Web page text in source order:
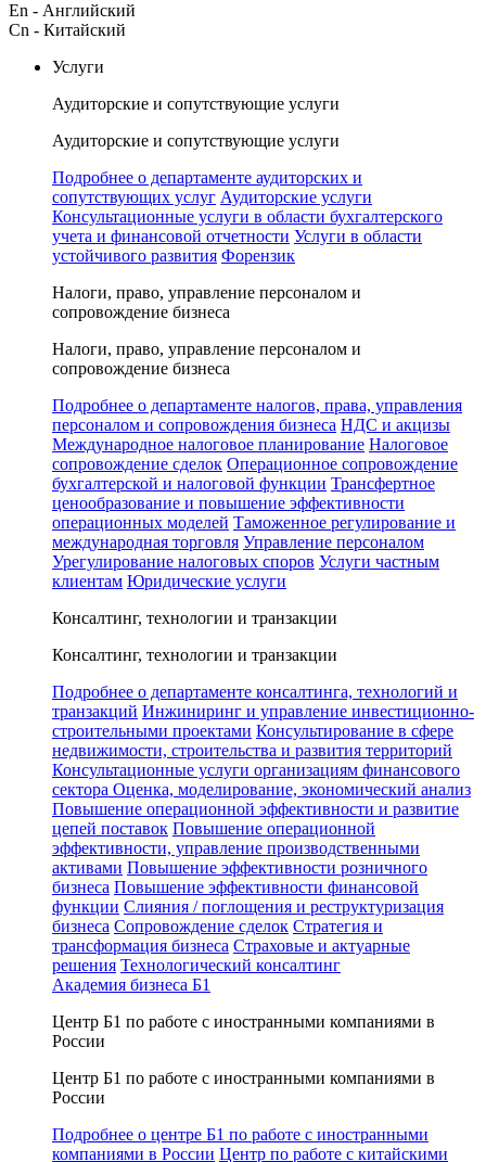
En - Английский
Cn - Китайский
Услуги
Аудиторские и сопутствующие услуги
Аудиторские и сопутствующие услуги
Подробнее о департаменте аудиторских и
сопутствующих услуг Аудиторские услуги
Консультационные услуги в области бухгалтерского
учета и финансовой отчетности Услуги в области
устойчивого развития Форензик
Налоги, право, управление персоналом и
сопровождение бизнеса
Налоги, право, управление персоналом и
сопровождение бизнеса
Подробнее о департаменте налогов, права, управления
персоналом и сопровождения бизнеса НДС и акцизы
Международное налоговое планирование Налоговое
сопровождение сделок Операционное сопровождение
бухгалтерской и налоговой функции Трансфертное
ценообразование и повышение эффективности
операционных моделей Таможенное регулирование и
международная торговля Управление персоналом
Урегулирование налоговых споров Услуги частным
клиентам Юридические услуги
Консалтинг, технологии и транзакции
Консалтинг, технологии и транзакции
Подробнее о департаменте консалтинга, технологий и
транзакций Инжиниринг и управление инвестиционно-
строительными проектами Консультирование в сфере
недвижимости, строительства и развития территорий
Консультационные услуги организациям финансового
сектора Оценка, моделирование, экономический анализ
Повышение операционной эффективности и развитие
цепей поставок Повышение операционной
эффективности, управление производственными
активами Повышение эффективности розничного
бизнеса Повышение эффективности финансовой
функции Слияния / поглощения и реструктуризация
бизнеса Сопровождение сделок Стратегия и
трансформация бизнеса Страховые и актуарные
решения Технологический консалтинг
Академия бизнеса Б1
Центр Б1 по работе с иностранными компаниями в
России
Центр Б1 по работе с иностранными компаниями в
России
Подробнее о центре Б1 по работе с иностранными
компаниями в России Центр по работе с китайскими